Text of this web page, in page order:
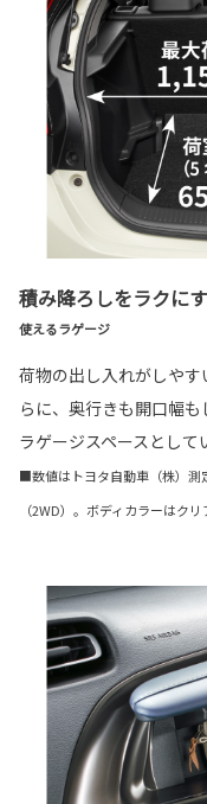
積み降ろしをラクに
使えるラゲージ
荷物の出し入れがしや
らに、奥行きも開口幅
ラゲージスペースとして
■数値はトヨタ自動車（株）
（2WD）。ボディカラーはク